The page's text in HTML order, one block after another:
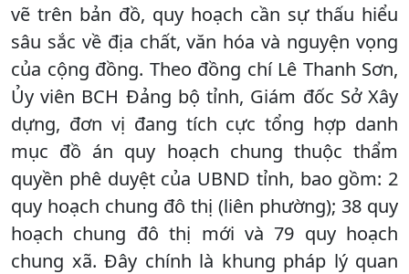
vẽ trên bản đồ, quy hoạch cần sự thấu hiểu
sâu sắc về địa chất, văn hóa và nguyện vọng
của cộng đồng. Theo đồng chí Lê Thanh Sơn,
Ủy viên BCH Đảng bộ tỉnh, Giám đốc Sở Xây
dựng, đơn vị đang tích cực tổng hợp danh
mục đồ án quy hoạch chung thuộc thẩm
quyền phê duyệt của UBND tỉnh, bao gồm: 2
quy hoạch chung đô thị (liên phường); 38 quy
hoạch chung đô thị mới và 79 quy hoạch
chung xã. Đây chính là khung pháp lý quan